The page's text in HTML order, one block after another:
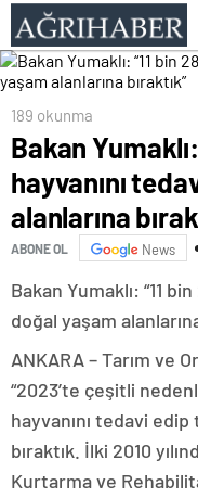
189 okunma
Bakan
hayvanını
alanlarına
ABONE OL News
Bakan Yumaklı: “11
doğal yaşam
ANKARA – Tarım ve
“2023’te çeşitli
hayvanını tedavi
bıraktık. İlki 2010
Kurtarma ve